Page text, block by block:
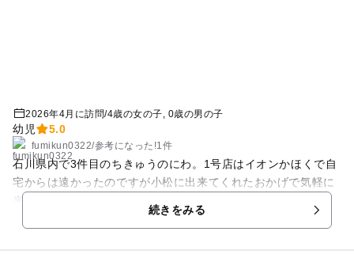
2026年4月に訪問/4歳の女の子 0歳の男の子
幼児 5.0
fumikun0322/参考になった!1件
石川県内で3件目のちきゅうのにわ。1号店はイオンかほくで自
宅からは遠かったのですが小松に出来てくれたおかげで気軽に
や風船コーナーなど子どもが楽しめるものも多いのもありがた
続きをみる